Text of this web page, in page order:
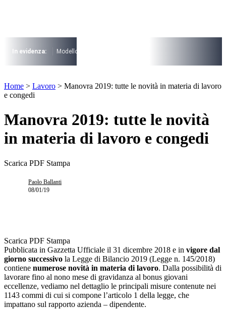
I più cercati
Lorem ipsum dolor sit amet consectetur
Lorem ipsum dolor sit amet consectetur
In evidenza: Modello 730
Lorem ipsum dolor sit amet consectetur
Home > Lavoro > Manovra 2019: tutte le novità in materia di lavoro
e congedi
Manovra 2019: tutte le novità
in materia di lavoro e congedi
Scarica PDF Stampa
Paolo Ballanti
08/01/19
Scarica PDF Stampa
Pubblicata in Gazzetta Ufficiale il 31 dicembre 2018 e in vigore dal
giorno successivo la Legge di Bilancio 2019 (Legge n. 145/2018)
contiene numerose novità in materia di lavoro. Dalla possibilità di
lavorare fino al nono mese di gravidanza al bonus giovani
eccellenze, vediamo nel dettaglio le principali misure contenute nei
1143 commi di cui si compone l’articolo 1 della legge, che
impattano sul rapporto azienda – dipendente.